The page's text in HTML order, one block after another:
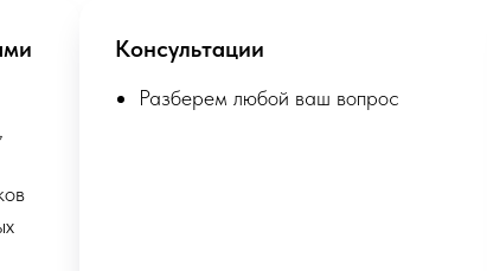
Консультации
Разберем любой ваш вопрос